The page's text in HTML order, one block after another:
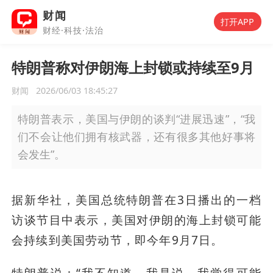
财闻
财经·科技·法治
打开APP
特朗普称对伊朗海上封锁或持续至9月
财闻 2026/06/03 18:45:27
特朗普表示，美国与伊朗的谈判“进展迅速”，“我
们不会让他们拥有核武器，还有很多其他好事将
会发生”。
据新华社，美国总统特朗普在3日播出的一档
访谈节目中表示，美国对伊朗的海上封锁可能
会持续到美国劳动节，即今年9月7日。